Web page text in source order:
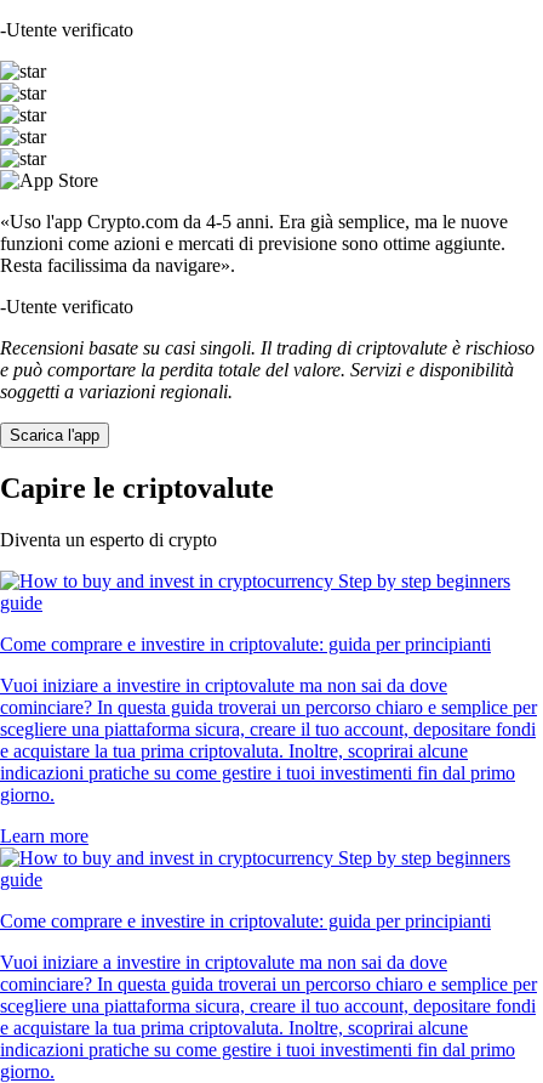
-Utente verificato
«Uso l'app Crypto.com da 4-5 anni. Era già semplice, ma le nuove
funzioni come azioni e mercati di previsione sono ottime aggiunte.
Resta facilissima da navigare».
-Utente verificato
Recensioni basate su casi singoli. Il trading di criptovalute è rischioso
e può comportare la perdita totale del valore. Servizi e disponibilità
soggetti a variazioni regionali.
Scarica l'app
Capire le criptovalute
Diventa un esperto di crypto
Come comprare e investire in criptovalute: guida per principianti
Vuoi iniziare a investire in criptovalute ma non sai da dove
cominciare? In questa guida troverai un percorso chiaro e semplice per
scegliere una piattaforma sicura, creare il tuo account, depositare fondi
e acquistare la tua prima criptovaluta. Inoltre, scoprirai alcune
indicazioni pratiche su come gestire i tuoi investimenti fin dal primo
giorno.
Learn more
Come comprare e investire in criptovalute: guida per principianti
Vuoi iniziare a investire in criptovalute ma non sai da dove
cominciare? In questa guida troverai un percorso chiaro e semplice per
scegliere una piattaforma sicura, creare il tuo account, depositare fondi
e acquistare la tua prima criptovaluta. Inoltre, scoprirai alcune
indicazioni pratiche su come gestire i tuoi investimenti fin dal primo
giorno.